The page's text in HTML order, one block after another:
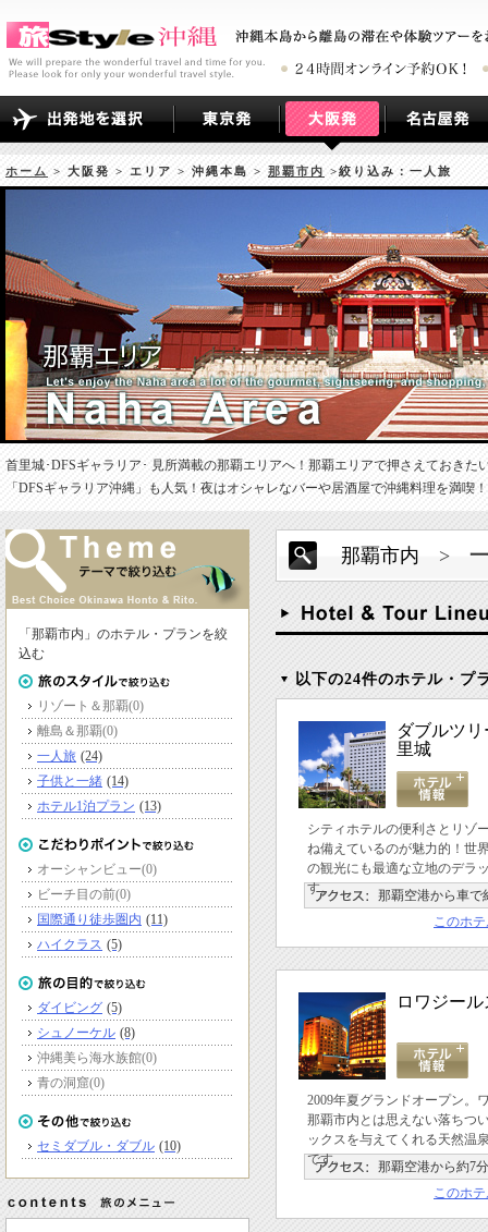
ホーム > 大阪発 > エリア > 沖縄本島 > 那覇市内 >絞り込み：一人旅
首里城･DFSギャラリア･ 見所満載の那覇エリアへ！那覇エリアで押さえておき
「DFSギャラリア沖縄」も人気！夜はオシャレなバーや居酒屋で沖縄料理を満喫！
那覇市内 >
以下の24件のホテル・プ
ダブルツ
里城
シティホテルの便利さとリゾ
ね備えているのが魅力的！世
の観光にも最適な立地のデラ
す。
那覇空港から車で
このホ
ロワジー
2009年夏グランドオープン。
那覇市内とは思えない落ちつ
ックスを与えてくれる天然温
です。
那覇空港から約7分
このホ
「那覇市内」のホテル・プランを絞
込む
リゾート＆那覇(0)
離島＆那覇(0)
一人旅 (24)
子供と一緒 (14)
ホテル1泊プラン (13)
オーシャンビュー(0)
ビーチ目の前(0)
国際通り徒歩圏内 (11)
ハイクラス (5)
ダイビング (5)
シュノーケル (8)
沖縄美ら海水族館(0)
青の洞窟(0)
セミダブル・ダブル (10)